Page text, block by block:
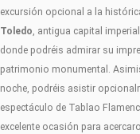
excursión opcional a la
Toledo, antigua capital
donde podréis admirar su
patrimonio monumental.
noche, podréis asistir
espectáculo de Tablao
excelente ocasión para